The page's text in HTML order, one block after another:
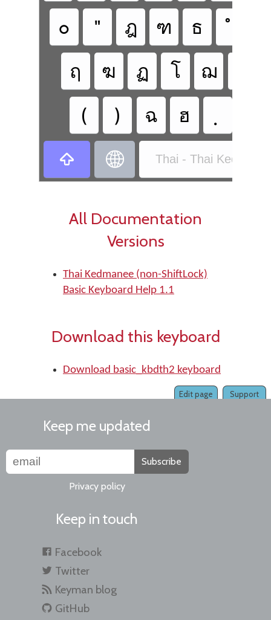
๐
" ฎ ฑ
ธ
ฤ
ฆ ฏ โ
ฌ
(
) ฉ ฮ
  Thai - Thai
All Documentation
Versions
Thai Kedmanee (non-ShiftLock)
Basic Keyboard Help 1.1
Download this keyboard
Download basic_kbdth2 keyboard
Support
Edit page
Keep me updated
Subscribe
Privacy policy
Keep in touch
Facebook
Twitter
Keyman blog
GitHub